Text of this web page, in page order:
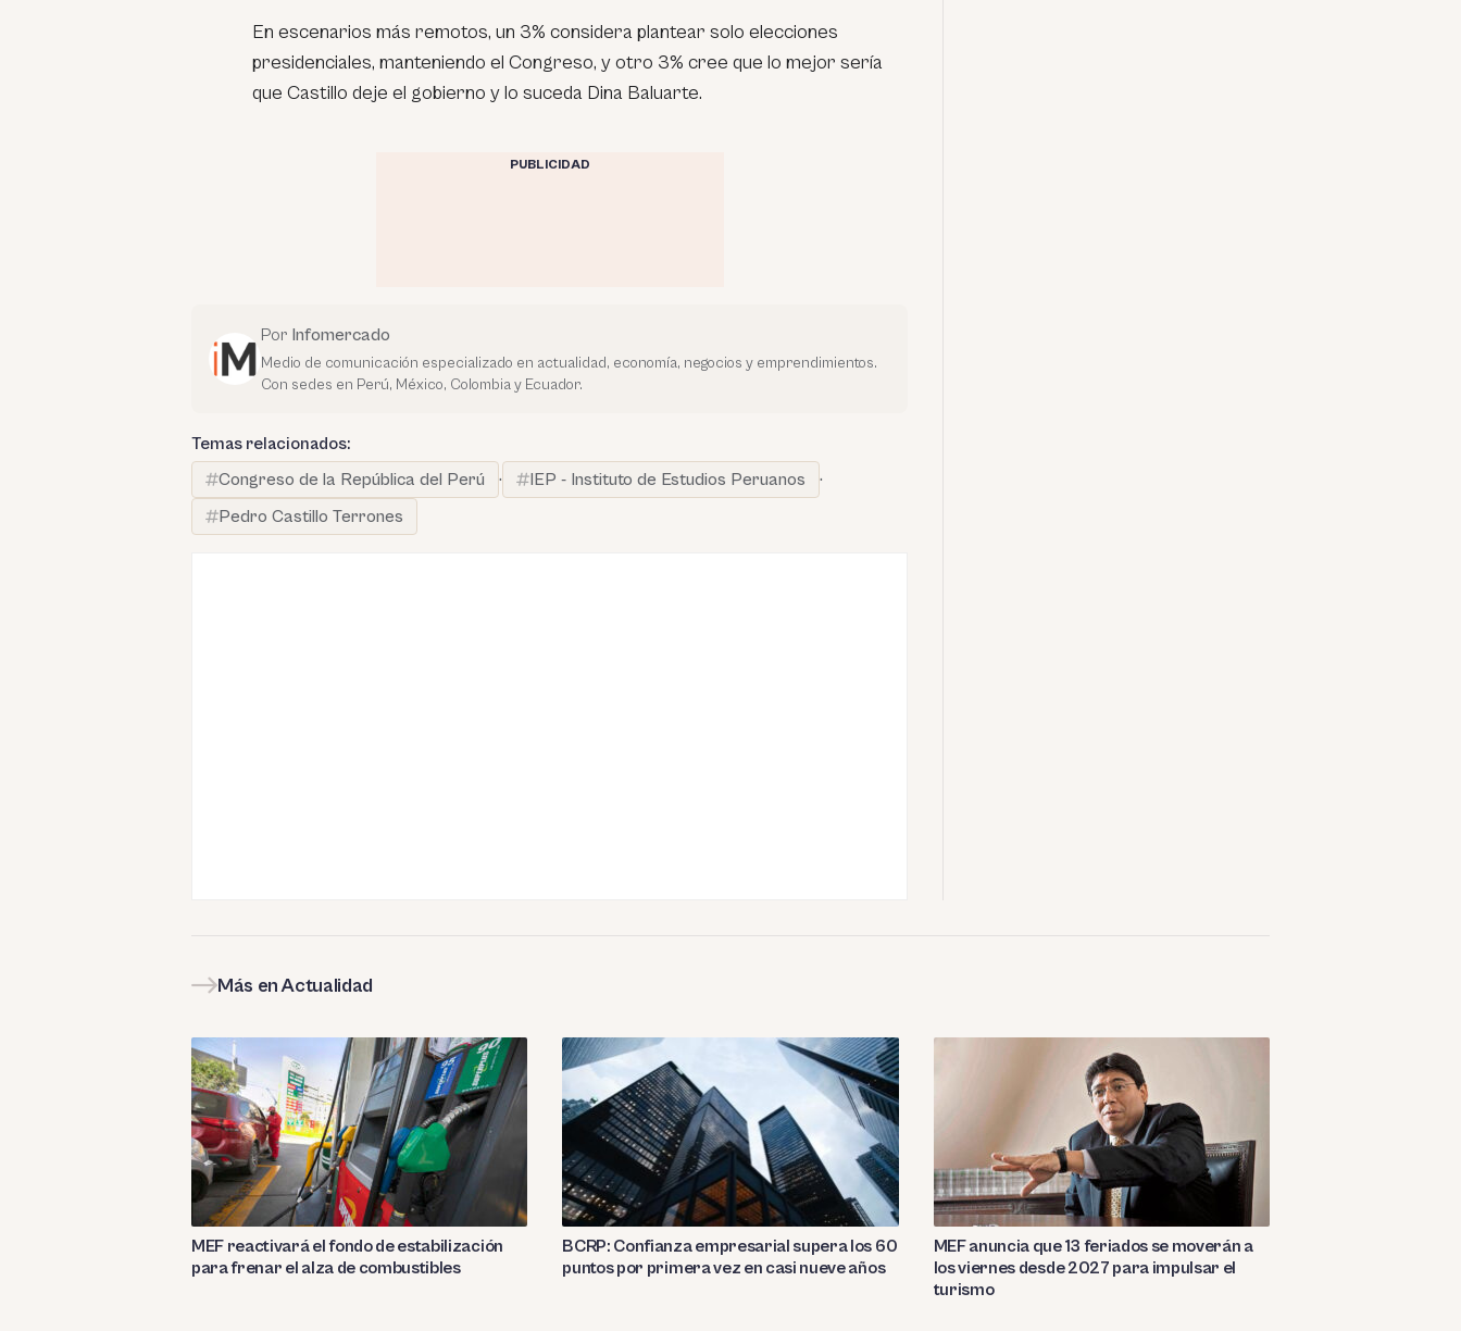
En escenarios más remotos, un 3% considera plantear solo elecciones
presidenciales, manteniendo el Congreso, y otro 3% cree que lo mejor sería
que Castillo deje el gobierno y lo suceda Dina Baluarte.
PUBLICIDAD
Por Infomercado
Medio de comunicación especializado en actualidad, economía, negocios y emprendimientos.
Con sedes en Perú, México, Colombia y Ecuador.
Temas relacionados:
Congreso de la República del Perú
· IEP - Instituto de Estudios Peruanos
·
Pedro Castillo Terrones
Más en Actualidad
MEF reactivará el fondo de estabilización
para frenar el alza de combustibles
BCRP: Confianza empresarial supera los 60
puntos por primera vez en casi nueve años
MEF anuncia que 13 feriados se moverán a
los viernes desde 2027 para impulsar el
turismo